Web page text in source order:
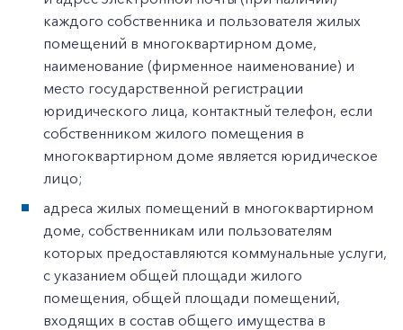
каждого собственника и пользователя жилых
помещений в многоквартирном доме,
наименование (фирменное наименование) и
место государственной регистрации
юридического лица, контактный телефон, если
собственником жилого помещения в
многоквартирном доме является юридическое
лицо;
адреса жилых помещений в многоквартирном
доме, собственникам или пользователям
которых предоставляются коммунальные услуги,
с указанием общей площади жилого
помещения, общей площади помещений,
входящих в состав общего имущества в